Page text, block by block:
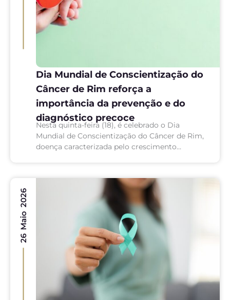
Dia Mundial de Conscientização do
Câncer de Rim reforça a
importância da prevenção e do
diagnóstico precoce
Nesta quinta-feira (18), é celebrado o Dia
Mundial de Conscientização do Câncer de Rim,
doença caracterizada pelo crescimento
26 Maio 2026